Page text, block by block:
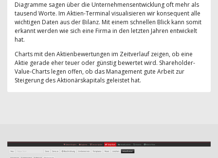
Diagramme sagen über die Unternehmensentwicklung oft mehr als
tausend Worte. Im Aktien-Terminal visualisieren wir konsequent alle
wichtigen Daten aus der Bilanz. Mit einem schnellen Blick kann somit
erkannt werden wie sich eine Firma in den letzten Jahren entwickelt
hat.
Charts mit den Aktienbewertungen im Zeitverlauf zeigen, ob eine
Aktie gerade eher teuer oder günstig bewertet wird. Shareholder-
Value-Charts legen offen, ob das Management gute Arbeit zur
Steigerung des Aktionärskapitals geleistet hat.